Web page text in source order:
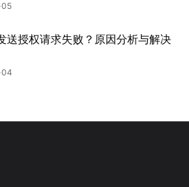
送授权请求失败？原因分析与解决